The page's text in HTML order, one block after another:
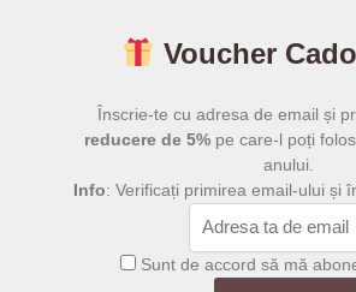
Voucher
Înscrie-te cu adresa de email și
reducere de 5% pe care-l poți
anului.
Info: Verificați primirea email-ului și
Sunt de accord să mă